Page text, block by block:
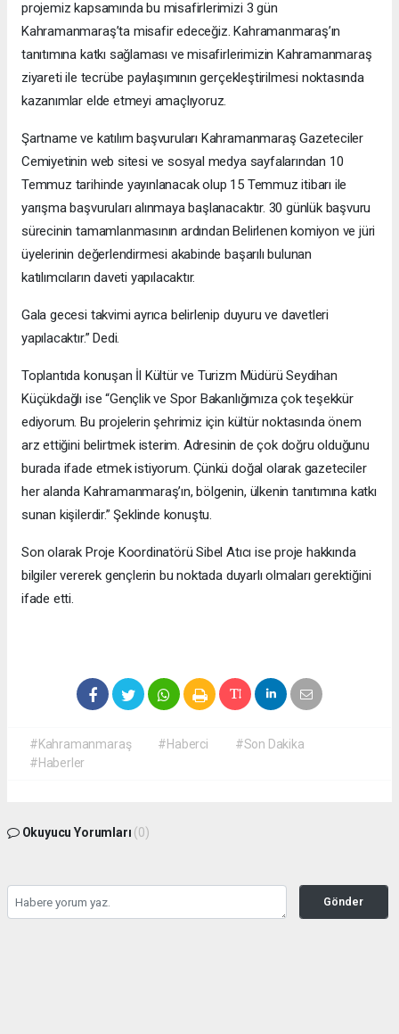
projemiz kapsamında bu misafirlerimizi 3 gün
Kahramanmaraş’ta misafir edeceğiz. Kahramanmaraş’ın
tanıtımına katkı sağlaması ve misafirlerimizin Kahramanmaraş
ziyareti ile tecrübe paylaşımının gerçekleştirilmesi noktasında
kazanımlar elde etmeyi amaçlıyoruz.
Şartname ve katılım başvuruları Kahramanmaraş Gazeteciler
Cemiyetinin web sitesi ve sosyal medya sayfalarından 10
Temmuz tarihinde yayınlanacak olup 15 Temmuz itibarı ile
yarışma başvuruları alınmaya başlanacaktır. 30 günlük başvuru
sürecinin tamamlanmasının ardından Belirlenen komiyon ve jüri
üyelerinin değerlendirmesi akabinde başarılı bulunan
katılımcıların daveti yapılacaktır.
Gala gecesi takvimi ayrıca belirlenip duyuru ve davetleri
yapılacaktır.” Dedi.
Toplantıda konuşan İl Kültür ve Turizm Müdürü Seydihan
Küçükdağlı ise “Gençlik ve Spor Bakanlığımıza çok teşekkür
ediyorum. Bu projelerin şehrimiz için kültür noktasında önem
arz ettiğini belirtmek isterim. Adresinin de çok doğru olduğunu
burada ifade etmek istiyorum. Çünkü doğal olarak gazeteciler
her alanda Kahramanmaraş’ın, bölgenin, ülkenin tanıtımına katkı
sunan kişilerdir.” Şeklinde konuştu.
Son olarak Proje Koordinatörü Sibel Atıcı ise proje hakkında
bilgiler vererek gençlerin bu noktada duyarlı olmaları gerektiğini
ifade etti.
#Kahramanmaraş #Haberci
#Son Dakika
#Haberler
Okuyucu Yorumları (0)
Gönder